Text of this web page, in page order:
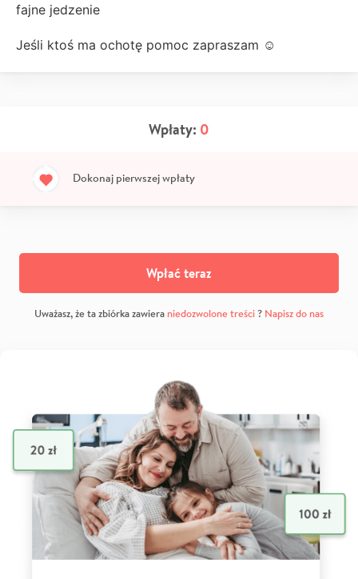
fajne jedzenie
Jeśli ktoś ma ochotę pomoc zapraszam ☺️
Wpłaty: 0
Dokonaj pierwszej wpłaty
Wpłać teraz
Uważasz, że ta zbiórka zawiera niedozwolone treści? Napisz do nas